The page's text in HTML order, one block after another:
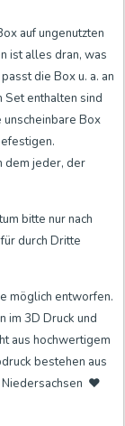
auf ungenutzten
ist alles dran, was
die Box u. a. an
Set enthalten sind
Box
dem jeder, der
bitte nur nach
durch Dritte
möglich entworfen.
im 3D Druck und
aus hochwertigem
bestehen aus
Niedersachsen ❤️